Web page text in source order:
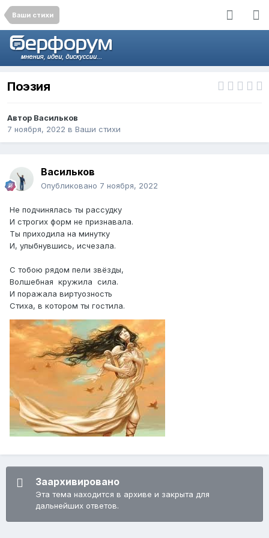
Ваши стихи
Поэзия
Автор Васильков
7 ноября, 2022 в Ваши стихи
Васильков
Опубликовано 7 ноября, 2022
Не подчинялась ты рассудку
И строгих форм не признавала.
Ты приходила на минутку
И, улыбнувшись, исчезала.
С тобою рядом пели звёзды,
Волшебная кружила сила.
И поражала виртуозность
Стиха, в котором ты гостила.
Заархивировано
Эта тема находится в архиве и закрыта для
дальнейших ответов.